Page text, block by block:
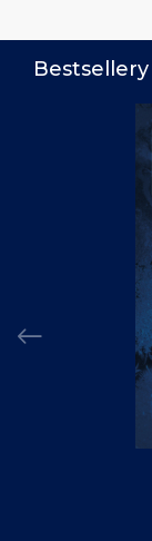
Bestsellery